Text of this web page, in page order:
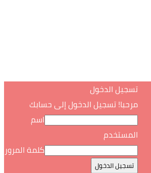
تسجيل الدخول
مرحبا! تسجيل الدخول إلى حسابك
اسم
المستخدم
كلمة المرور